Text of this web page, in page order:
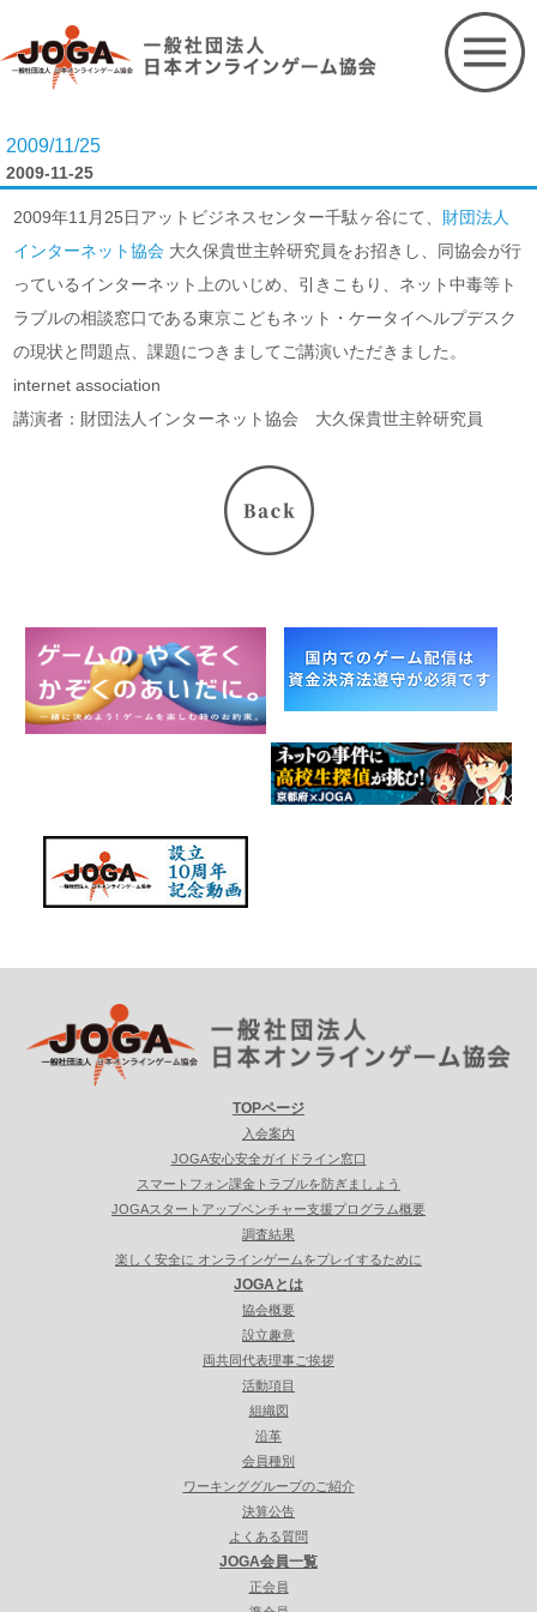
content
2009/11/25
2009-11-25
2009年11月25日アットビジネスセンター千駄ヶ谷にて、 財団法人
インターネット協会 大久保貴世主幹研究員をお招きし、同協会が行
っているインターネット上のいじめ、引きこもり、ネット中毒等ト
ラブルの相談窓口である東京こどもネット・ケータイヘルプデスク
の現状と問題点、課題につきましてご講演いただきました。
internet association
講演者：財団法人インターネット協会 大久保貴世主幹研究員
TOPページ
入会案内
JOGA安心安全ガイドライン窓口
スマートフォン課金トラブルを防ぎましょう
JOGAスタートアップベンチャー支援プログラム概要
調査結果
楽しく安全に オンラインゲームをプレイするために
JOGAとは
協会概要
設立趣意
両共同代表理事ご挨拶
活動項目
組織図
沿革
会員種別
ワーキンググループのご紹介
決算公告
よくある質問
JOGA会員一覧
正会員